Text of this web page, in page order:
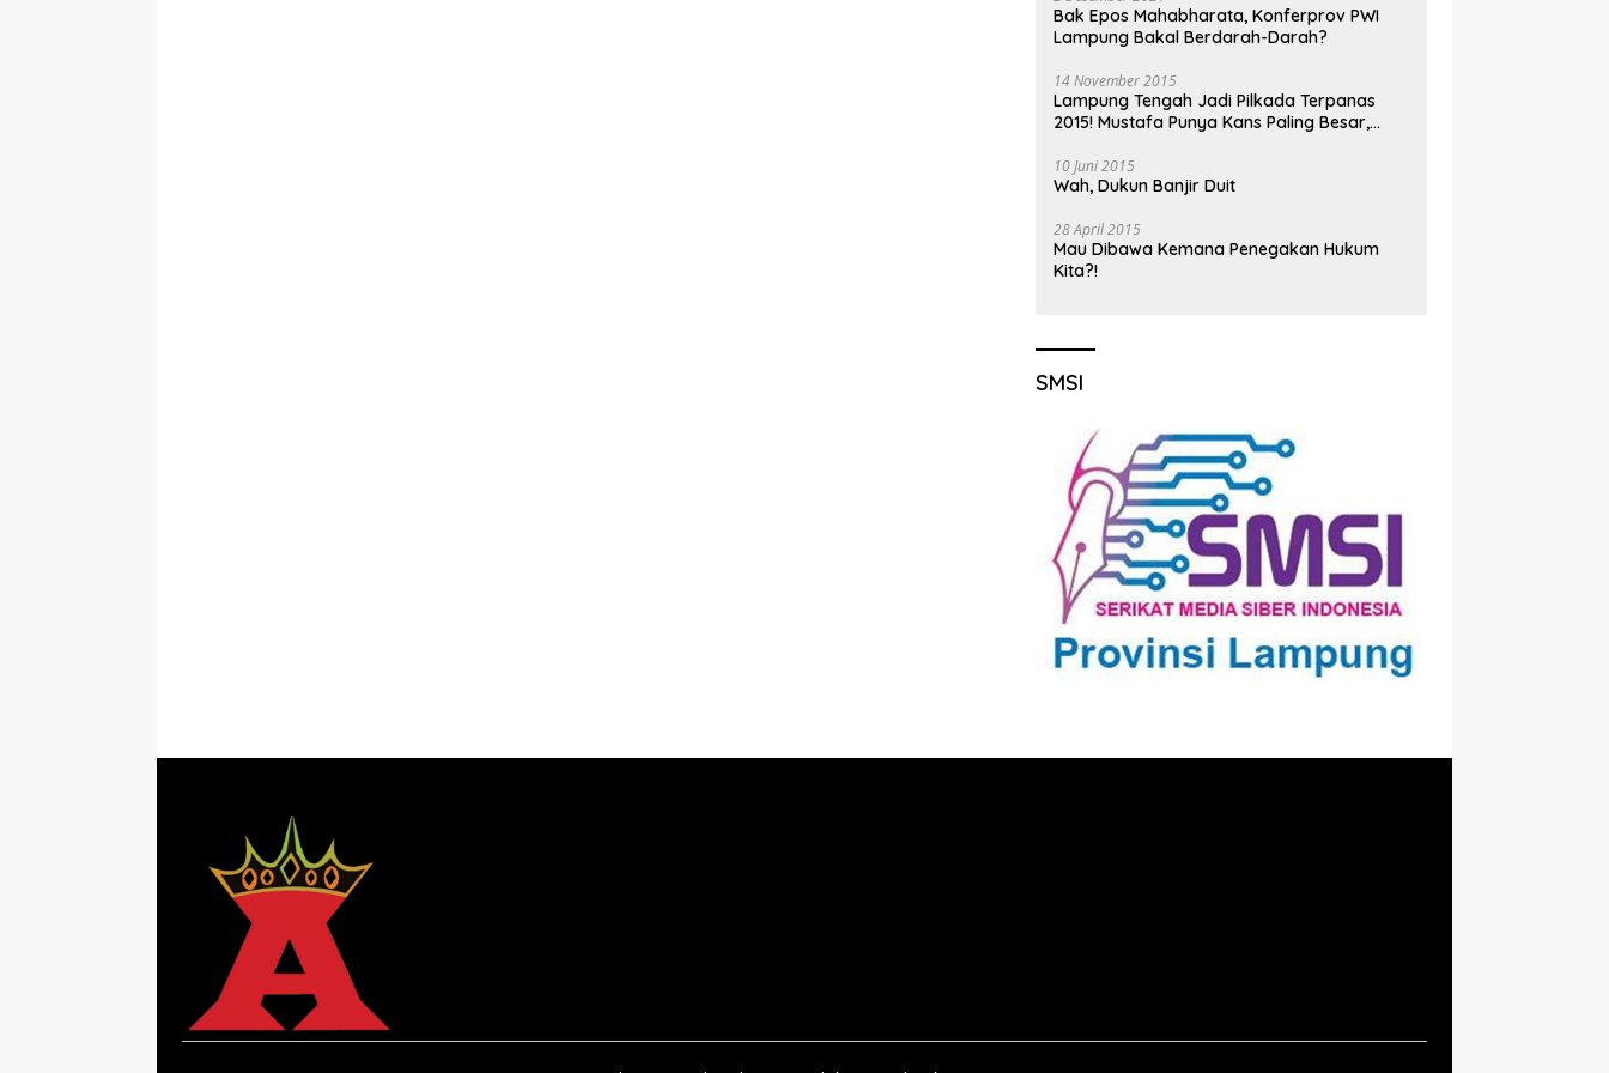
Bak Epos Mahabharata, Konferprov PWI
Lampung Bakal Berdarah-Darah?
14 November 2015
Lampung Tengah Jadi Pilkada Terpanas
2015! Mustafa Punya Kans Paling Besar,
10 Juni 2015
Wah, Dukun Banjir Duit
28 April 2015
Mau Dibawa Kemana Penegakan Hukum
Kita?!
SMSI